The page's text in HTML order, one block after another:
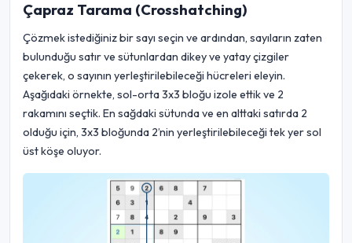
Çapraz Tarama (Crosshatching)
Çözmek istediğiniz bir sayı seçin ve ardından, sayıların zaten
bulunduğu satır ve sütunlardan dikey ve yatay çizgiler
çekerek, o sayının yerleştirilebileceği hücreleri eleyin.
Aşağıdaki örnekte, sol-orta 3x3 bloğu izole ettik ve 2
rakamını seçtik. En sağdaki sütunda ve en alttaki satırda 2
olduğu için, 3x3 bloğunda 2’nin yerleştirilebileceği tek yer sol
üst köşe oluyor.